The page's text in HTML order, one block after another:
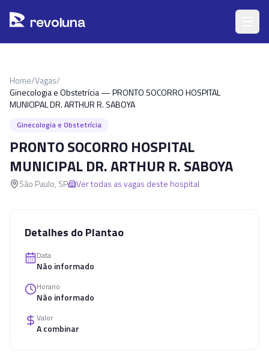
revoluna
Home/Vagas/
Ginecologia e Obstetrícia — PRONTO SOCORRO HOSPITAL
MUNICIPAL DR. ARTHUR R. SABOYA
Ginecologia e Obstetrícia
PRONTO SOCORRO HOSPITAL
MUNICIPAL DR. ARTHUR R. SABOYA
São Paulo, SP Ver todas as vagas deste hospital
Detalhes do Plantao
Data
Não informado
Horario
Não informado
Valor
A combinar